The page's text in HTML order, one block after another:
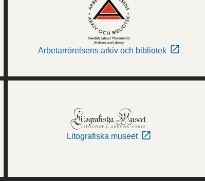
Arbetarrörelsens arkiv och bibliotek
Litografiska museet